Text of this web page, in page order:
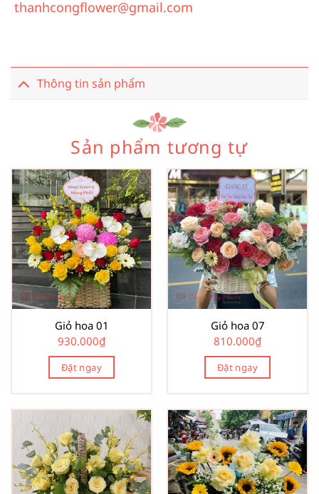
thanhcongflower@gmail.com
Thông tin sản phẩm
Sản phẩm tương tự
Giỏ hoa 01
930.000₫
Đặt ngay
Giỏ hoa 07
810.000₫
Đặt ngay